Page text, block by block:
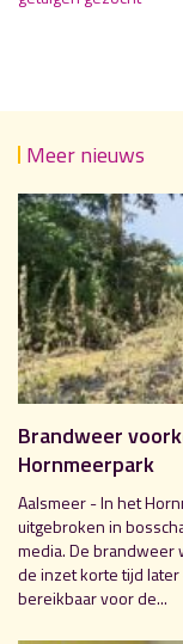
Meer nieuws
Brandweer
Hornmeerpark
Aalsmeer - In het
uitgebroken in
media. De brandweer
de inzet korte tijd
bereikbaar voor de...